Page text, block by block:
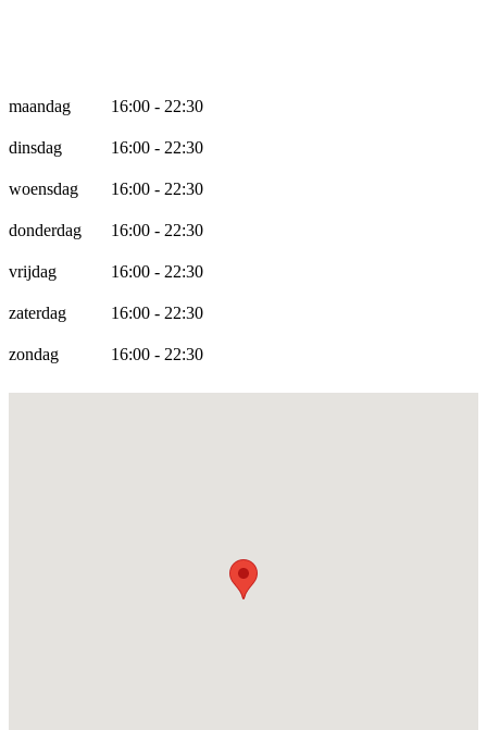
maandag 16:00 - 22:30
dinsdag 16:00 - 22:30
woensdag 16:00 - 22:30
donderdag 16:00 - 22:30
vrijdag 16:00 - 22:30
zaterdag 16:00 - 22:30
zondag 16:00 - 22:30